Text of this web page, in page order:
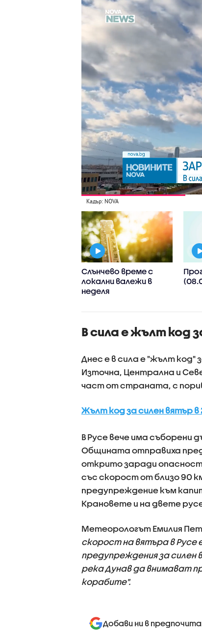
Кадър: NOVA
Слънчево време с
локални валежи в
неделя
В сила е жълт код
Днес е в сила е "жълт код"
Източна, Централна и
част от страната, с
Жълт код за силен вятър
В Русе вече има съборени
Общината отправиха
открито заради
със скорост от близо 90
предупреждение към
Крановете и на двете
Метеорологът Емилия
скорост на вятъра в Русе
предупреждения за
река Дунав да внимават
корабите".
Добави ни в